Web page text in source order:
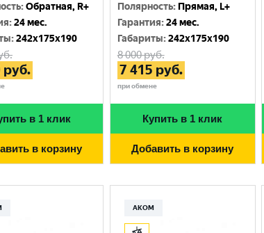
:Обратная, R+
:24 мес.
:242x175x190
руб.
в 1 клик
в корзину
Полярность: Прямая, L+
Гарантия:24 мес.
Габариты:242x175x190
8 000руб.
7 415 руб.
при обмене
Купить в 1 клик
Добавить в корзину
АКОМ